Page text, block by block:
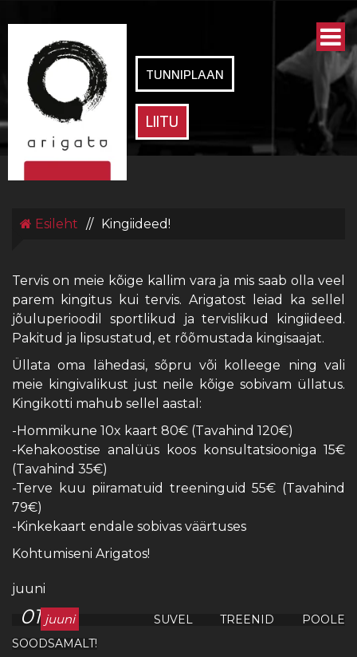
TUNNIPLAAN
LIITU
SPORDIKLUBI
Esileht // Kingiideed!
Tervis on meie kõige kallim vara ja mis saab olla veel
parem kingitus kui tervis. Arigatost leiad ka sellel
jõuluperioodil sportlikud ja tervislikud kingiideed.
Pakitud ja lipsustatud, et rõõmustada kingisaajat.
Üllata oma lähedasi, sõpru või kolleege ning vali
meie kingivalikust just neile kõige sobivam üllatus.
Kingikotti mahub sellel aastal:
-Hommikune 10x kaart 80€ (Tavahind 120€)
-Kehakoostise analüüs koos konsultatsiooniga 15€
(Tavahind 35€)
-Terve kuu piiramatuid treeninguid 55€ (Tavahind
79€)
-Kinkekaart endale sobivas väärtuses
Kohtumiseni Arigatos!
juuni
01 juuni
SUVEL TREENID POOLE
SOODSAMALT!